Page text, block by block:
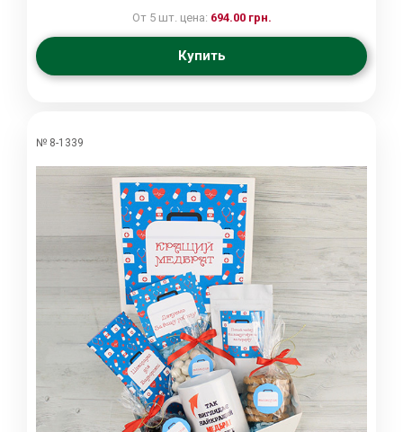
От 5 шт. цена: 694.00 грн.
Купить
№ 8-1339